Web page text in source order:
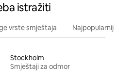
istražiti
vrste smještaja
Stockholm
Smještaji za odmor